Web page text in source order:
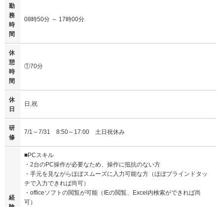
勤
務
時
間
08時50分 ～ 17時00分
休
憩
時
間
①70分
休
日
日,祝
研
修
7/1～7/31 8:50～17:00 土日祝休み
経
■PCスキル
・2台のPC操作が必要なため、操作に抵抗のない方
・手元を見ながらほぼスムーズに入力可能な方（ほぼブラインドタッ
チで入力できれば尚可）
・officeソフトの閲覧が可能（IEの閲覧、Excel内検索ができれば尚
可）